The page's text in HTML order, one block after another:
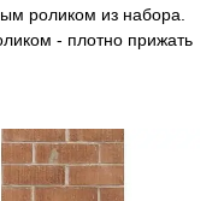
роликом из набора.
- плотно прижать